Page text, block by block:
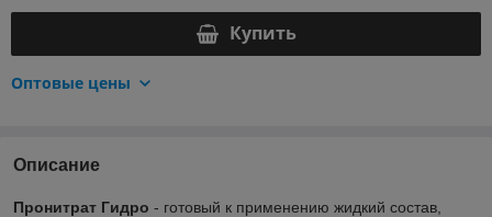
Купить
Оптовые цены
Описание
Пронитрат Гидро - готовый к применению жидкий состав,